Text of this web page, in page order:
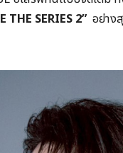
THE SERIES 2” อย่าง